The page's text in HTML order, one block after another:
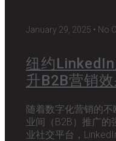
January 29, 2025 No
纽约
升B2B营销
随着数字化营销的
业间（B2B）推广的
业社交平台，